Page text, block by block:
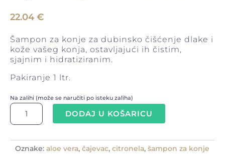
22.04 €
Šampon za konje za dubinsko čišćenje dlake i
kože vašeg konja, ostavljajući ih čistim,
sjajnim i hidratiziranim.
Pakiranje 1 ltr.
Na zalihi (može se naručiti po isteku zaliha)
Šampon
konje
DODAJ U KOŠARICU
Oznake: aloe vera, čajevac, citronela, šampon za konje